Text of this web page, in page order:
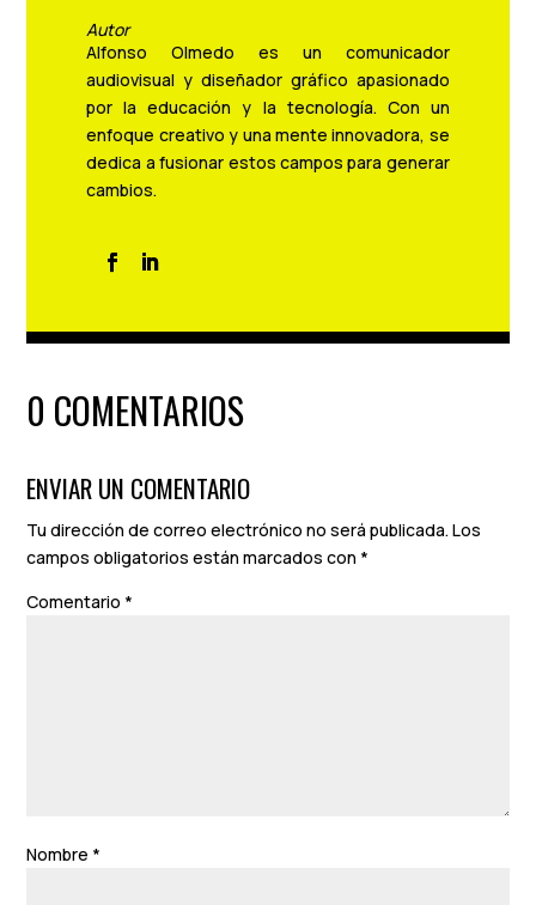
Autor
Alfonso Olmedo es un comunicador
audiovisual y diseñador gráfico apasionado
por la educación y la tecnología. Con un
enfoque creativo y una mente innovadora, se
dedica a fusionar estos campos para generar
cambios.
0 COMENTARIOS
ENVIAR UN COMENTARIO
Tu dirección de correo electrónico no será publicada. Los
campos obligatorios están marcados con *
Comentario *
Nombre *